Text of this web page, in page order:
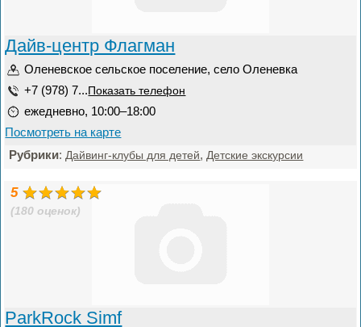
Дайв-центр Флагман
Оленевское сельское поселение, село Оленевка
+7 (978) 7... Показать телефон
ежедневно, 10:00–18:00
Посмотреть на карте
Рубрики: Дайвинг-клубы для детей, Детские экскурсии
5
(180 оценок)
ParkRock Simf